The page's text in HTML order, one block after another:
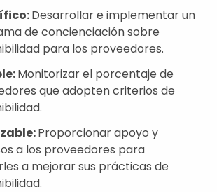
Desarrollar e implementar un
de concienciación sobre
para los proveedores.
Monitorizar el porcentaje de
que adopten criterios de
Proporcionar apoyo y
a los proveedores para
a mejorar sus prácticas de